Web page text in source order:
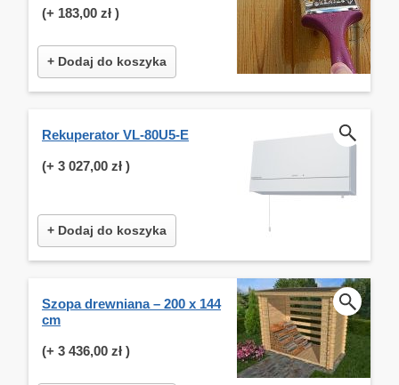
(+ 183,00 zł )
+ Dodaj do koszyka
Rekuperator VL-80U5-E
(+ 3 027,00 zł )
+ Dodaj do koszyka
Szopa drewniana – 200 x 144
cm
(+ 3 436,00 zł )